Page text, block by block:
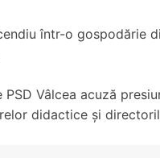
într-o gospodărie
PSD Vâlcea acuză
didactice și